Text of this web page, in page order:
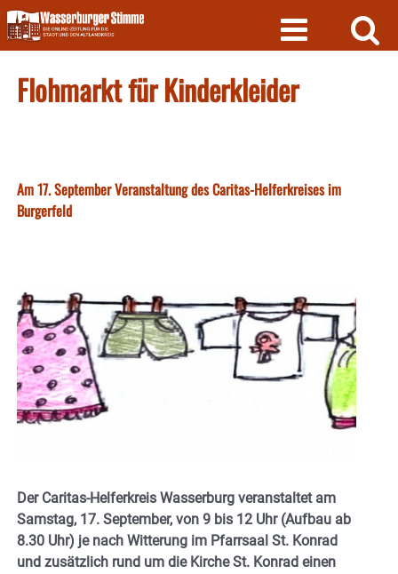
Skip
to
content
Flohmarkt für Kinderkleider
Am 17. September Veranstaltung des Caritas-Helferkreises im
Burgerfeld
Der Caritas-Helferkreis Wasserburg veranstaltet am
Samstag, 17. September, von 9 bis 12 Uhr (Aufbau ab
8.30 Uhr) je nach Witterung im Pfarrsaal St. Konrad
und zusätzlich rund um die Kirche St. Konrad einen